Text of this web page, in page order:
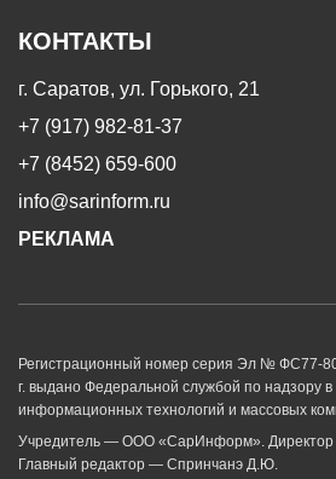
КОНТАКТЫ
г. Саратов, ул. Горького, 21
+7 (917) 982-81-37
+7 (8452) 659-600
info@sarinform.ru
РЕКЛАМА
Регистрационный номер серия Эл № ФС77-
г. выдано Федеральной службой по надзору
информационных технологий и массовых
Учредитель — ООО «СарИнформ».
Главный редактор — Спринчанэ Д.Ю.